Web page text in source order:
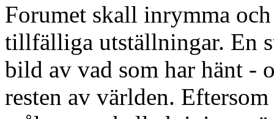
Forumet skall inrymma
tillfälliga utställningar. En
bild av vad som har hänt -
resten av världen.